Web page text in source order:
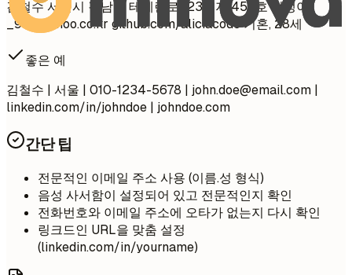
김철수 서울시 강남구 테헤란로 123번지 456호 멋쟁이
_99@yahoo.co.kr github.com/aliciacode 기혼, 28세
좋은 예
김철수 | 서울 | 010-1234-5678 | john.doe@email.com |
linkedin.com/in/johndoe | johndoe.com
간단 팁
전문적인 이메일 주소 사용 (이름.성 형식)
음성 사서함이 설정되어 있고 전문적인지 확인
전화번호와 이메일 주소에 오타가 없는지 다시 확인
링크드인 URL을 맞춤 설정
(linkedin.com/in/yourname)